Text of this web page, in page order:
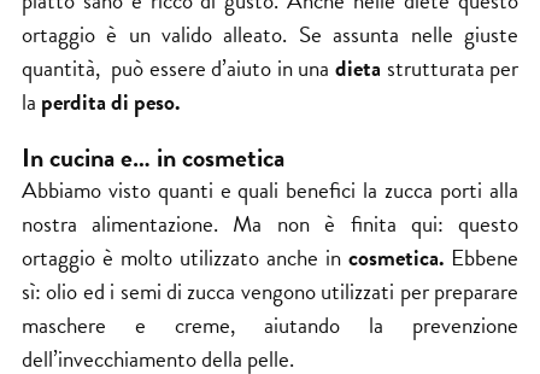
ortaggio è un valido alleato. Se assunta nelle giuste
quantità, può essere d’aiuto in unadieta strutturata per
la perdita di peso.
In cucina e… in cosmetica
Abbiamo visto quanti e quali benefici la zucca porti alla
nostra alimentazione. Ma non è finita qui: questo
ortaggio è molto utilizzato anche in cosmetica. Ebbene
sì: olio ed i semi di zucca vengono utilizzati per preparare
maschere e creme, aiutando la prevenzione
dell’invecchiamento della pelle.